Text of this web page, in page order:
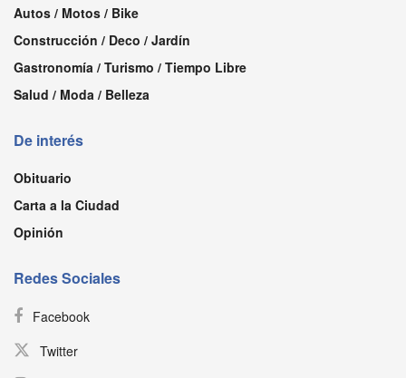
Autos / Motos / Bike
Construcción / Deco / Jardín
Gastronomía / Turismo / Tiempo Libre
Salud / Moda / Belleza
De interés
Obituario
Carta a la Ciudad
Opinión
Redes Sociales
Facebook
Twitter